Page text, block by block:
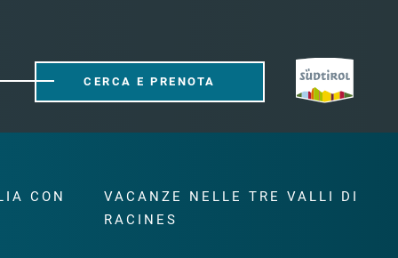
CERCA E PRENOTA
CON
VACANZE NELLE TRE VALLI DI
RACINES